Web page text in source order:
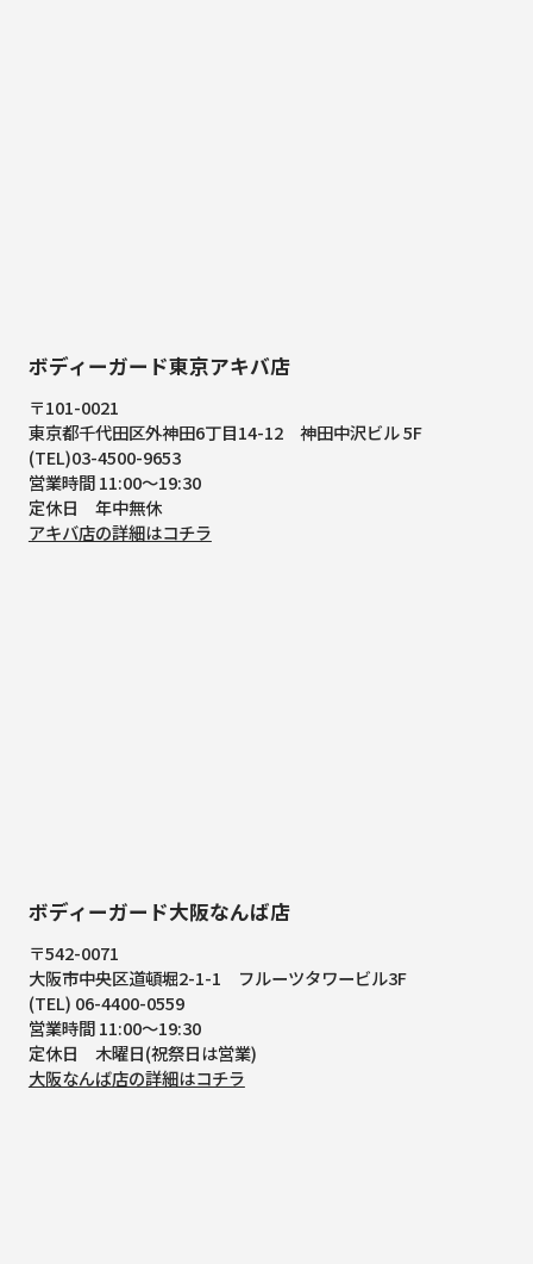
ボディーガード東京アキバ店
〒101-0021
東京都千代田区外神田6丁目14-12 神田中沢ビル 5F
(TEL)03-4500-9653
営業時間 11:00～19:30
定休日 年中無休
アキバ店の詳細はコチラ
ボディーガード大阪なんば店
〒542-0071
大阪市中央区道頓堀2-1-1
フルーツタワービル3F
(TEL) 06-4400-0559
営業時間 11:00～19:30
定休日 木曜日(祝祭日は営業)
大阪なんば店の詳細はコチラ